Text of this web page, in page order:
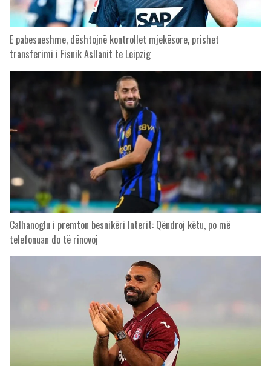
E pabesueshme, dështojnë kontrollet mjekësore, prishet
transferimi i Fisnik Asllanit te Leipzig
Calhanoglu i premton besnikëri Interit: Qëndroj këtu, po më
telefonuan do të rinovoj